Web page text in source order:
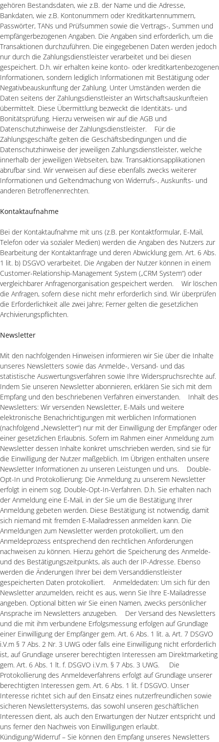
gehören Bestandsdaten, wie z.B. der Name und die Adresse,
Bankdaten, wie z.B. Kontonummern oder Kreditkartennummern,
Passwörter, TANs und Prüfsummen sowie die Vertrags-, Summen und
empfängerbezogenen Angaben. Die Angaben sind erforderlich, um die
Transaktionen durchzuführen. Die eingegebenen Daten werden jedoch
nur durch die Zahlungsdienstleister verarbeitet und bei diesen
gespeichert. D.h. wir erhalten keine konto- oder kreditkartenbezogenen
Informationen, sondern lediglich Informationen mit Bestätigung oder
Negativbeauskunftung der Zahlung. Unter Umständen werden die
Daten seitens der Zahlungsdienstleister an Wirtschaftsauskunfteien
übermittelt. Diese Übermittlung bezweckt die Identitäts- und
Bonitätsprüfung. Hierzu verweisen wir auf die AGB und
Datenschutzhinweise der Zahlungsdienstleister. Für die
Zahlungsgeschäfte gelten die Geschäftsbedingungen und die
Datenschutzhinweise der jeweiligen Zahlungsdienstleister, welche
innerhalb der jeweiligen Webseiten, bzw. Transaktionsapplikationen
abrufbar sind. Wir verweisen auf diese ebenfalls zwecks weiterer
Informationen und Geltendmachung von Widerrufs-, Auskunfts- und
anderen Betroffenenrechten.
Kontaktaufnahme
Bei der Kontaktaufnahme mit uns (z.B. per Kontaktformular, E-Mail,
Telefon oder via sozialer Medien) werden die Angaben des Nutzers zur
Bearbeitung der Kontaktanfrage und deren Abwicklung gem. Art. 6 Abs.
1 lit. b) DSGVO verarbeitet. Die Angaben der Nutzer können in einem
Customer-Relationship-Management System („CRM System“) oder
vergleichbarer Anfragenorganisation gespeichert werden. Wir löschen
die Anfragen, sofern diese nicht mehr erforderlich sind. Wir überprüfen
die Erforderlichkeit alle zwei Jahre; Ferner gelten die gesetzlichen
Archivierungspflichten.
Newsletter
Mit den nachfolgenden Hinweisen informieren wir Sie über die Inhalte
unseres Newsletters sowie das Anmelde-, Versand- und das
statistische Auswertungsverfahren sowie Ihre Widerspruchsrechte auf.
Indem Sie unseren Newsletter abonnieren, erklären Sie sich mit dem
Empfang und den beschriebenen Verfahren einverstanden. Inhalt des
Newsletters: Wir versenden Newsletter, E-Mails und weitere
elektronische Benachrichtigungen mit werblichen Informationen
(nachfolgend „Newsletter“) nur mit der Einwilligung der Empfänger oder
einer gesetzlichen Erlaubnis. Sofern im Rahmen einer Anmeldung zum
Newsletter dessen Inhalte konkret umschrieben werden, sind sie für
die Einwilligung der Nutzer maßgeblich. Im Übrigen enthalten unsere
Newsletter Informationen zu unseren Leistungen und uns. Double-
Opt-In und Protokollierung: Die Anmeldung zu unserem Newsletter
erfolgt in einem sog. Double-Opt-In-Verfahren. D.h. Sie erhalten nach
der Anmeldung eine E-Mail, in der Sie um die Bestätigung Ihrer
Anmeldung gebeten werden. Diese Bestätigung ist notwendig, damit
sich niemand mit fremden E-Mailadressen anmelden kann. Die
Anmeldungen zum Newsletter werden protokolliert, um den
Anmeldeprozess entsprechend den rechtlichen Anforderungen
nachweisen zu können. Hierzu gehört die Speicherung des Anmelde-
und des Bestätigungszeitpunkts, als auch der IP-Adresse. Ebenso
werden die Änderungen Ihrer bei dem Versanddienstleister
gespeicherten Daten protokolliert. Anmeldedaten: Um sich für den
Newsletter anzumelden, reicht es aus, wenn Sie Ihre E-Mailadresse
angeben. Optional bitten wir Sie einen Namen, zwecks persönlicher
Ansprache im Newsletters anzugeben. Der Versand des Newsletters
und die mit ihm verbundene Erfolgsmessung erfolgen auf Grundlage
einer Einwilligung der Empfänger gem. Art. 6 Abs. 1 lit. a, Art. 7 DSGVO
i.V.m § 7 Abs. 2 Nr. 3 UWG oder falls eine Einwilligung nicht erforderlich
ist, auf Grundlage unserer berechtigten Interessen am Direktmarketing
gem. Art. 6 Abs. 1 lt. f. DSGVO i.V.m. § 7 Abs. 3 UWG. Die
Protokollierung des Anmeldeverfahrens erfolgt auf Grundlage unserer
berechtigten Interessen gem. Art. 6 Abs. 1 lit. f DSGVO. Unser
Interesse richtet sich auf den Einsatz eines nutzerfreundlichen sowie
sicheren Newslettersystems, das sowohl unseren geschäftlichen
Interessen dient, als auch den Erwartungen der Nutzer entspricht und
uns ferner den Nachweis von Einwilligungen erlaubt.
Kündigung/Widerruf – Sie können den Empfang unseres Newsletters